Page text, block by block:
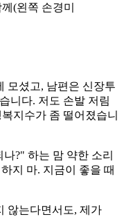
(왼쪽 손경미
모셨고, 남편은 신장투
니다. 저도 손발 저림
지수가 좀 떨어졌습니
?" 하는 맘 약한 소리
지 마. 지금이 좋을 때
않는다면서도, 제가